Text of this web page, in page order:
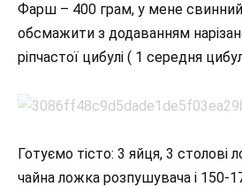
Фарш – 400 грам, у мене свинний
обсмажити з додаванням
ріпчастої цибулі ( 1 середня
Готуємо тісто: 3 яйця, 3 столові
чайна ложка розпушувача і 150-